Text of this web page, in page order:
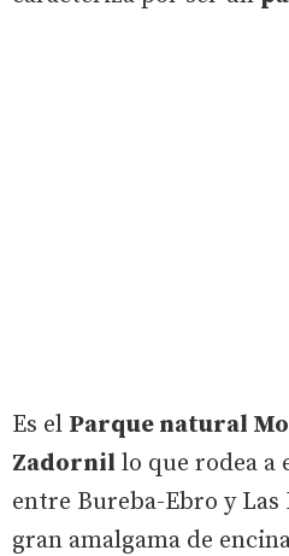
Es el Parque natural
Zadornil lo que rodea a
entre Bureba-Ebro y
gran amalgama de